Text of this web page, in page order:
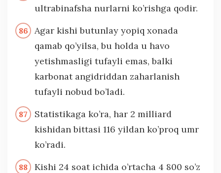
ultrabinafsha nurlarni ko’rishga qodir.
Agar kishi butunlay yopiq xonada
qamab qo’yilsa, bu holda u havo
yetishmasligi tufayli emas, balki
karbonat angidriddan zaharlanish
tufayli nobud bo’ladi.
Statistikaga ko’ra, har 2 milliard
kishidan bittasi 116 yildan ko’proq umr
ko’radi.
Kishi 24 soat ichida o’rtacha 4 800 so’z